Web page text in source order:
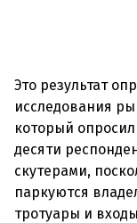
Это результат
исследования
который
десяти
скутерами,
паркуются
тротуары и